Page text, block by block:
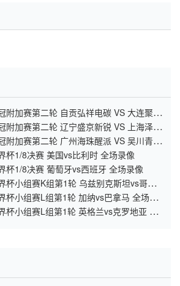
附加赛第二轮 自贡弘祥电碳 VS 大连聚惺
附加赛第二轮 辽宁盛京新锐 VS 上海泽天
附加赛第二轮 广州海珠醒派 VS 吴川青年
杯1/8决赛 美国vs比利时 全场录像
杯1/8决赛 葡萄牙vs西班牙 全场录像
小组赛K组第1轮 乌兹别克斯坦vs哥伦比
杯小组赛L组第1轮 加纳vs巴拿马 全场录
杯小组赛L组第1轮 英格兰vs克罗地亚 全